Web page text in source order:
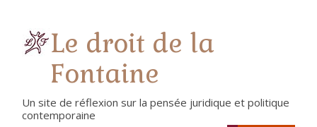
Le droit de la
Fontaine
Un site de réflexion sur la pensée juridique et politique
contemporaine